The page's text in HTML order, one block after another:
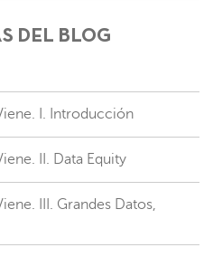
DEL BLOG
I. Introducción
II. Data Equity
III. Grandes Datos,